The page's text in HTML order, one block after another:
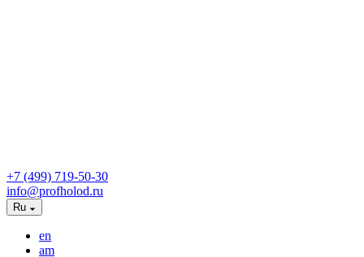
+7 (499) 719-50-30
info@profholod.ru
Ru
en
am